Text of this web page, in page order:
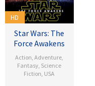
HD
Star Wars: The
Force Awakens
Action ,Adventure
Fantasy Science
Fiction USA